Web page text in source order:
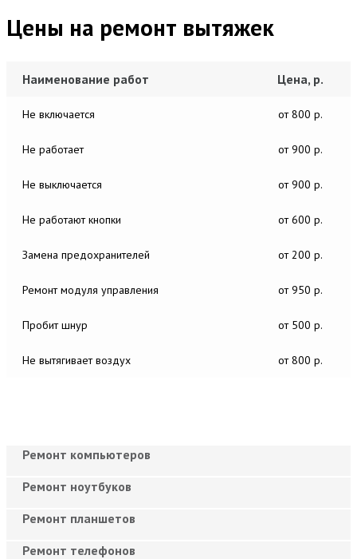
Цены на ремонт вытяжек
Наименование работ Цена, р.
Не включается от 800 р.
Не работает от 900 р.
Не выключается от 900 р.
Не работают кнопки от 600 р.
Замена предохранителей от 200 р.
Ремонт модуля управления от 950 р.
Пробит шнур от 500 р.
Не вытягивает воздух от 800 р.
Ремонт компьютеров
Ремонт ноутбуков
Ремонт планшетов
Ремонт телефонов